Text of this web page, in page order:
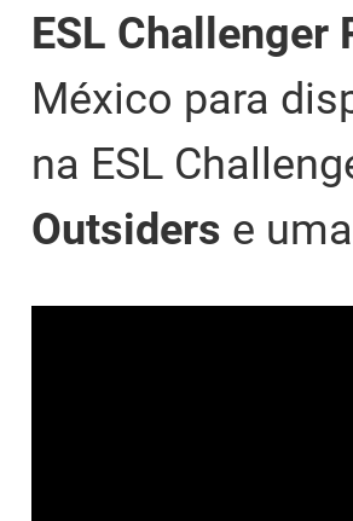
ESL Challenger
México para
na ESL
Outsiders e